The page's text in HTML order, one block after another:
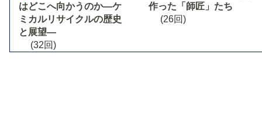
はどこへ向かうのか―ケ
ミカルリサイクルの歴史
と展望―
(32回)
作った「師匠」たち
(26回)